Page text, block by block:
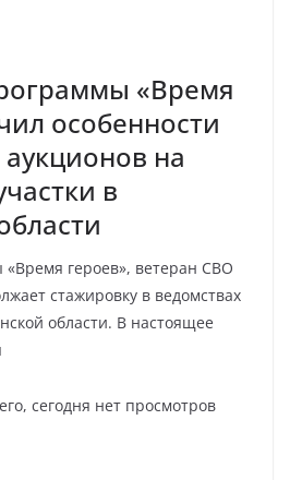
«Время
особенности
на
в
героев», ветеран СВО
стажировку в ведомствах
области. В настоящее
сегодня нет просмотров